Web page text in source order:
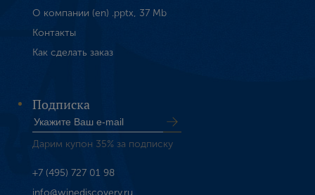
О компании (en) .pptx, 37 Mb
Контакты
Как сделать заказ
Подписка
Дарим купон 35% за подписку
+7 (495) 727 01 98
info@winediscovery.ru